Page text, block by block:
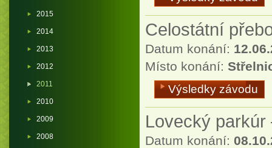
Celostátní
Datum konání:
Místo konání:
Výsledky závodu
Lovecký parkúr
Datum konání:
2015
2014
2013
2012
2011
2010
2009
2008